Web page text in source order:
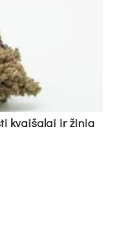
kvai­ša­lai ir ži­nia